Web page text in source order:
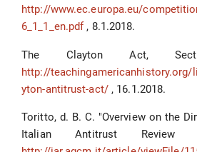
http://www.ec.europa.eu/
6_1_1_en.pdf , 8.1.2018.
The Clayton Act,
http://
yton-antitrust-act/, 16.1.2018.
Toritto, d. B. C. "Overview on the
Italian Antitrust